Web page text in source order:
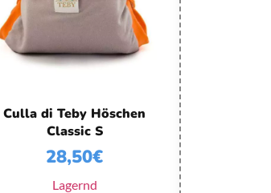
Culla di Teby Höschen
Classic S
28,50€
Lagernd